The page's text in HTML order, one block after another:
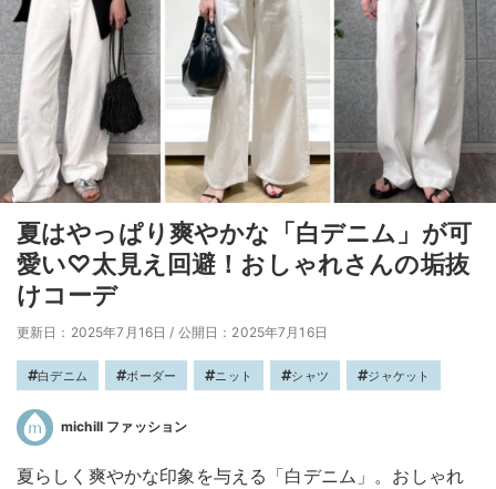
夏はやっぱり爽やかな「白デニム」が可
愛い♡太見え回避！おしゃれさんの垢抜
けコーデ
更新日：2025年7月16日 / 公開日：2025年7月16日
白デニム ボーダー ニット シャツ ジャケット
michill ファッション
夏らしく爽やかな印象を与える「白デニム」。おしゃれ